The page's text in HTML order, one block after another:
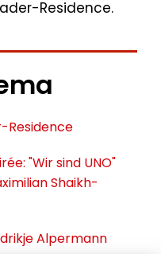
Residence.
Residence
"Wir sind UNO"
Shaikh-
Alpermann